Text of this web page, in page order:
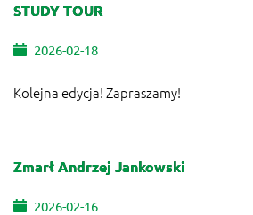
STUDY TOUR
2026-02-18
Kolejna edycja! Zapraszamy!
Zmarł Andrzej Jankowski
2026-02-16